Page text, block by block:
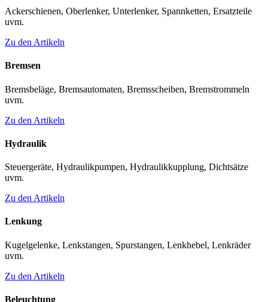
Ackerschienen, Oberlenker, Unterlenker, Spannketten, Ersatzteile
uvm.
Zu den Artikeln
Bremsen
Bremsbeläge, Bremsautomaten, Bremsscheiben, Bremstrommeln
uvm.
Zu den Artikeln
Hydraulik
Steuergeräte, Hydraulikpumpen, Hydraulikkupplung, Dichtsätze
uvm.
Zu den Artikeln
Lenkung
Kugelgelenke, Lenkstangen, Spurstangen, Lenkhebel, Lenkräder
uvm.
Zu den Artikeln
Beleuchtung